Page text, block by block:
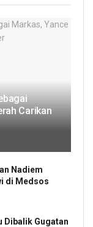
Carikan
Nadiem
di Medsos
Dibalik Gugatan